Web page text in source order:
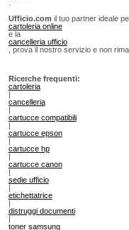
Ufficio.com il tuo partner ideale
cartoleria online
e la
cancelleria ufficio
, prova il nostro servizio e non
Ricerche frequenti:
cartoleria
|
cancelleria
|
cartucce compatibili
|
cartucce epson
|
cartucce hp
|
cartucce canon
|
sedie ufficio
|
etichettatrice
|
distruggi documenti
|
toner samsung